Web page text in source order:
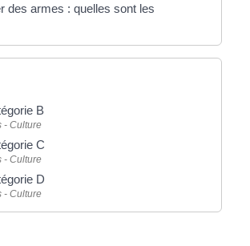
des armes : quelles sont les
B
- Culture
C
- Culture
D
- Culture